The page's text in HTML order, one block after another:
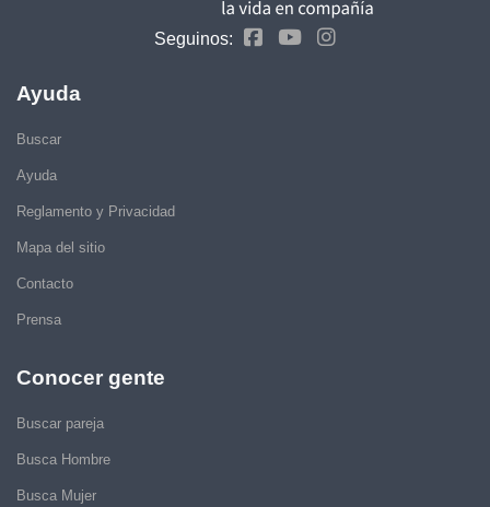
Seguinos:
Ayuda
Buscar
Ayuda
Reglamento y Privacidad
Mapa del sitio
Contacto
Prensa
Conocer gente
Buscar pareja
Busca Hombre
Busca Mujer